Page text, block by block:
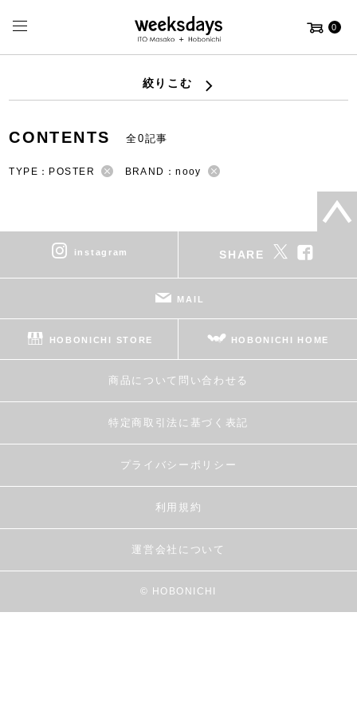
0
絞りこむ
CONTENTS 全0記事
TYPE：POSTER BRAND：nooy
instagram SHARE
MAIL
HOBONICHI STORE HOBONICHI HOME
商品について問い合わせる
特定商取引法に基づく表記
プライバシーポリシー
利用規約
運営会社について
© HOBONICHI